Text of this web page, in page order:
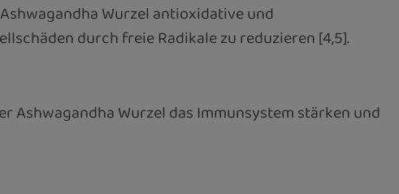
Wurzel antioxidative und
durch freie Radikale zu reduzieren [4,5].
Ashwagandha Wurzel das Immunsystem stärken und